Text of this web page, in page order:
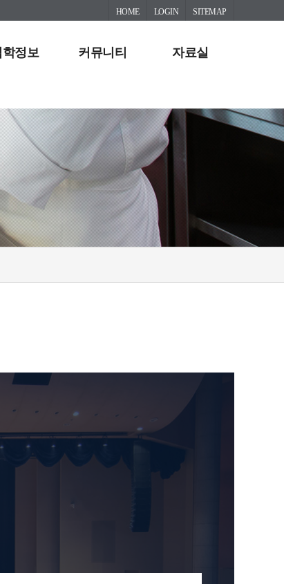
HOME LOGIN SITEMAP
학정보 커뮤니티 자료실